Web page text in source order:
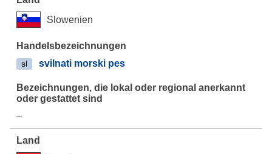
Slowenien
sl svilnati morski pes
–